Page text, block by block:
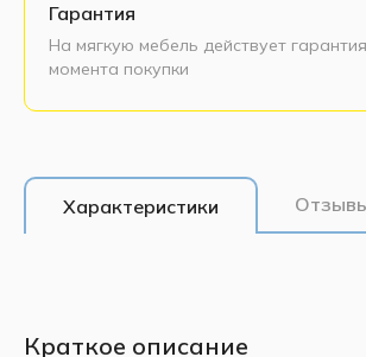
Гарантия
На мягкую мебель действует
момента покупки
Характеристики
Краткое описание